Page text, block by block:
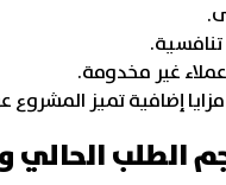
تنافسية.
غير مخدومة.
إضافية تميز المشروع
الطلب